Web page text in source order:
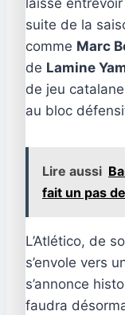
laisse
suite de la
comme Marc
de Lamine
de jeu
au bloc
Lire aussi
fait un pas
L’Atlético, de
s’envole vers
s’annonce
faudra